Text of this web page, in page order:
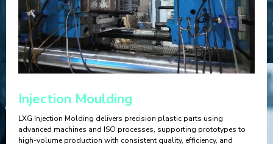
Injection Moulding
LXG Injection Molding delivers precision plastic parts using
advanced machines and ISO processes, supporting prototypes to
high-volume production with consistent quality, efficiency, and